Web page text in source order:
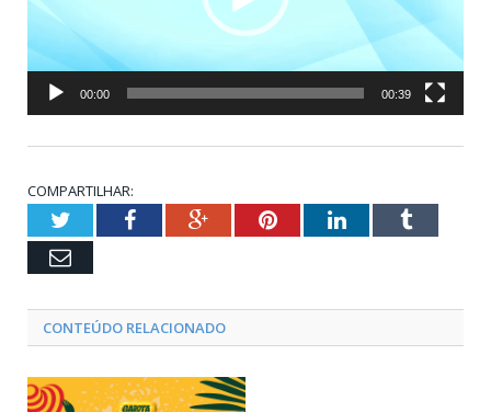
00:00 00:39
COMPARTILHAR:
TwitterFacebookGoogle+PinterestLinkedInTumblr
Email
CONTEÚDO RELACIONADO